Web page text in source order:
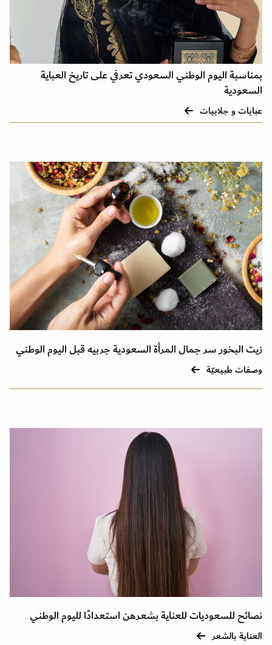
بمناسبة اليوم الوطني السعودي تعرفي على تاريخ العباية
السعودية
عبايات و جلابيات
زيت البخور سر جمال المرأة السعودية جربيه قبل اليوم الوطني
وصفات طبيعيّة
نصائح للسعوديات للعناية بشعرهن استعدادًا لليوم الوطني
العناية بالشعر